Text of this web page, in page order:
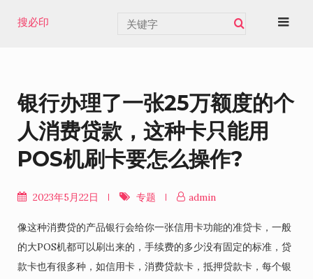
搜必印
银行办理了一张25万额度的个
人消费贷款，这种卡只能用
POS机刷卡要怎么操作?
2023年5月22日 专题 admin
像这种消费贷的产品银行会给你一张信用卡功能的准贷卡，一般
的大POS机都可以刷出来的，手续费的多少没有固定的标准，贷
款卡也有很多种，如信用卡，消费贷款卡，抵押贷款卡，每个银